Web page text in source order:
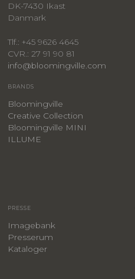
DK-7430 Ikast
Danmark
Tlf.: +45 9626 4645
CVR.: 27 91 90 81
info@bloomingville.com
BRANDS
Bloomingville
Creative Collection
Bloomingville MINI
ILLUME
PRESSE
Imagebank
Presserum
Kataloger